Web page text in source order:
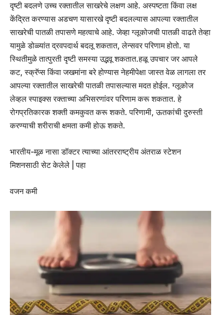
दृष्टी बदलणे उच्च रक्तातील साखरेचे लक्षण आहे. अस्पष्टता किंवा लक्ष
केंद्रित करण्यास अडचण यासारखे दृष्टी बदलल्यास आपल्या रक्तातील
साखरेची पातळी तपासणे महत्वाचे आहे. जेव्हा ग्लूकोजची पातळी वाढते तेव्हा
यामुळे डोळ्यांत द्रवपदार्थ बदलू शकतात, लेन्सवर परिणाम होतो.या
स्थितीमुळे तात्पुरती दृष्टी समस्या उद्भवू शकतात.हळू उपचारजर आपले
कट, स्क्रॅप्स किंवा जखमांना बरे होण्यास नेहमीपेक्षा जास्त वेळ लागला तर
आपल्या रक्तातील साखरेची पातळी तपासल्यास मदत होईल. ग्लूकोज
लेव्हल स्पाइक्स रक्ताच्या अभिसरणांवर परिणाम करू शकतात. हे
रोगप्रतिकारक शक्ती कमकुवत करू शकते. परिणामी, ऊतकांची दुरुस्ती
करण्याची शरीराची क्षमता कमी होऊ शकते.
भारतीय-मूळ नासा डॉक्टर त्याच्या आंतरराष्ट्रीय अंतराळ स्टेशन
मिशनसाठी सेट केलेले | पहा
वजन कमी